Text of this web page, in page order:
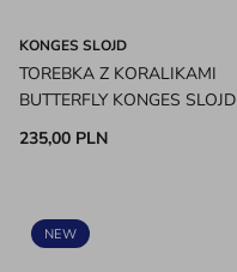
KONGES SLOJD
TOREBKA Z KORALIKAMI
BUTTERFLY KONGES SLOJD
235,00 PLN
NEW